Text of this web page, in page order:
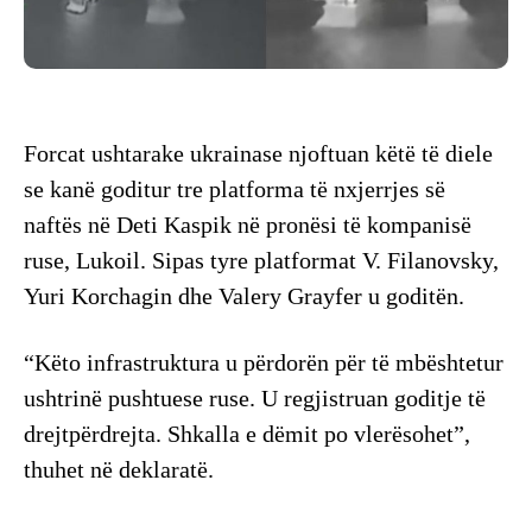
Forcat ushtarake ukrainase njoftuan këtë të diele
se kanë goditur tre platforma të nxjerrjes së
naftës në Deti Kaspik në pronësi të kompanisë
ruse, Lukoil. Sipas tyre platformat V. Filanovsky,
Yuri Korchagin dhe Valery Grayfer u goditën.
“Këto infrastruktura u përdorën për të mbështetur
ushtrinë pushtuese ruse. U regjistruan goditje të
drejtpërdrejta. Shkalla e dëmit po vlerësohet”,
thuhet në deklaratë.